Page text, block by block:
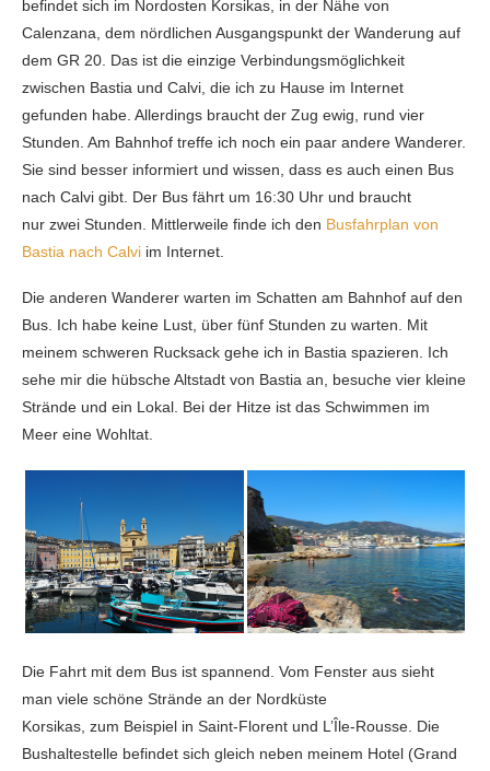
befindet sich im Nordosten Korsikas, in der Nähe von
Calenzana, dem nördlichen Ausgangspunkt der Wanderung auf
dem GR 20. Das ist die einzige Verbindungsmöglichkeit
zwischen Bastia und Calvi, die ich zu Hause im Internet
gefunden habe. Allerdings braucht der Zug ewig, rund vier
Stunden. Am Bahnhof treffe ich noch ein paar andere Wanderer.
Sie sind besser informiert und wissen, dass es auch einen Bus
nach Calvi gibt. Der Bus fährt um 16:30 Uhr und braucht
nur zwei Stunden. Mittlerweile finde ich den Busfahrplan von
Bastia nach Calvi im Internet.
Die anderen Wanderer warten im Schatten am Bahnhof auf den
Bus. Ich habe keine Lust, über fünf Stunden zu warten. Mit
meinem schweren Rucksack gehe ich in Bastia spazieren. Ich
sehe mir die hübsche Altstadt von Bastia an, besuche vier kleine
Strände und ein Lokal. Bei der Hitze ist das Schwimmen im
Meer eine Wohltat.
Die Fahrt mit dem Bus ist spannend. Vom Fenster aus sieht
man viele schöne Strände an der Nordküste
Korsikas, zum Beispiel in Saint-Florent und L’Île-Rousse. Die
Bushaltestelle befindet sich gleich neben meinem Hotel (Grand